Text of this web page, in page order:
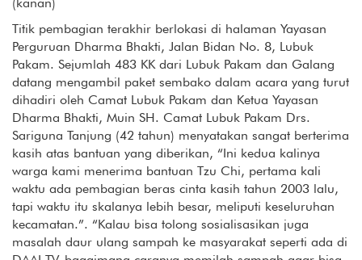
Titik pembagian terakhir berlokasi di halaman Yayasan
Perguruan Dharma Bhakti, Jalan Bidan No. 8, Lubuk
Pakam. Sejumlah 483 KK dari Lubuk Pakam dan Galang
datang mengambil paket sembako dalam acara yang turut
dihadiri oleh Camat Lubuk Pakam dan Ketua Yayasan
Dharma Bhakti, Muin SH. Camat Lubuk Pakam Drs.
Sariguna Tanjung (42 tahun) menyatakan sangat berterima
kasih atas bantuan yang diberikan, “Ini kedua kalinya
warga kami menerima bantuan Tzu Chi, pertama kali
waktu ada pembagian beras cinta kasih tahun 2003 lalu,
tapi waktu itu skalanya lebih besar, meliputi keseluruhan
kecamatan.”. “Kalau bisa tolong sosialisasikan juga
masalah daur ulang sampah ke masyarakat seperti ada di